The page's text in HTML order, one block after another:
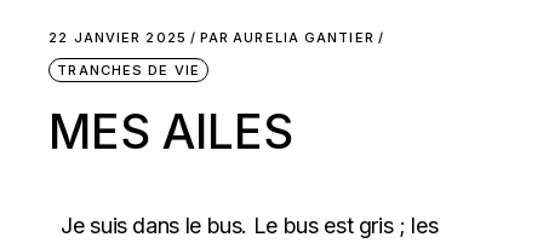
22 JANVIER 2025 PAR AURELIA GANTIER
TRANCHES DE VIE
MES AILES
Je suis dans le bus. Le bus est gris ; les